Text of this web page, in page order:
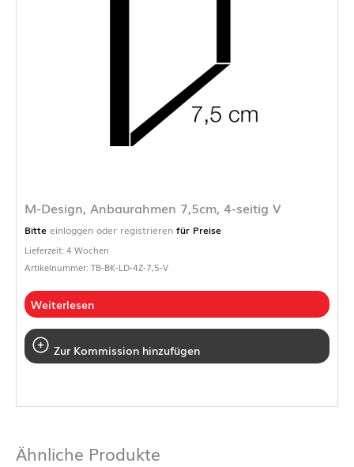
M-Design, Anbaurahmen 7,5cm, 4-seitig V
Bitte einloggen oder registrieren für Preise
Lieferzeit: 4 Wochen
Artikelnummer: TB-BK-LD-4Z-7,5-V
Weiterlesen
Zur Kommission hinzufügen
Ähnliche Produkte